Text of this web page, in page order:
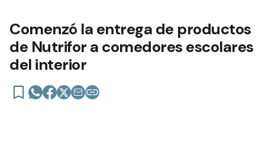
Comenzó la entrega de productos
de Nutrifor a comedores escolares
del interior